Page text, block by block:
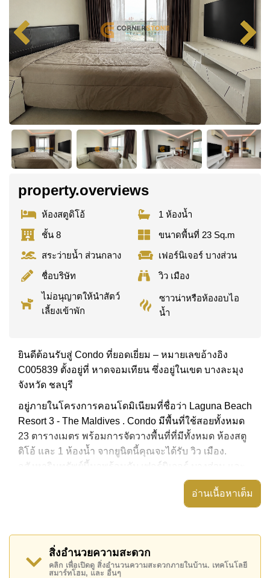
property.overviews
ห้องสตูดิโอ้
1 ห้องน้ำ
ชั้น 8
ขนาดพื้นที่ 23 Sq.m
สระว่ายน้ำ ส่วนกลาง
เฟอร์นิเจอร์ บางส่วน
ชื่อบริษัท
วิว เมือง
ไม่อนุญาตให้นำสัตว์
เลี้ยงเข้าพัก
ซาวน่าหรือห้องอบไอ
น้ำ
ยินดีต้อนรับสู่ Condo ที่ยอดเยี่ยม – หมายเลขอ้างอิง
C005839 ตั้งอยู่ที่ หาดจอมเทียน ซึ่งอยู่ในเขต บางละมุง
จังหวัด ชลบุรี
อยู่ภายในโครงการคอนโดมิเนียมที่ชื่อว่า Laguna Beach
Resort 3 - The Maldives . Condo มีพื้นที่ใช้สอยทั้งหมด
23 ตารางเมตร พร้อมการจัดวางพื้นที่ที่มีทั้งหมด ห้องสตู
ดิโอ้ และ 1 ห้องน้ำ จากยูนิตนี้คุณจะได้รับ วิว เมือง.
อสังหาริมทรัพย์นี้มาพร้อมกับ เฟอร์นิเจอร์ บางส่วน และ
ยังมีสิ่งอำนวยความสะดวก ได้แก่ มีระเบียง, เครื่องปรับ
Laguna Beach Resort 3 - The Maldives มีสิ่งอำนวย
ความสะดวกส่วนกลาง ได้แก่ สไลเดอร์, ฟิสเนส, ห้อง
เกมส์, ซาวน่าหรือห้องอบไอน้ำ
อ่านเนื้อหาเต็ม
สิ่งอำนวยความสะดวก
คลิก เพื่อเปิดดู สิ่งอำนวนความสะดวกภายในบ้าน. เทคโนโลยี
สมาร์ทโฮม, และ อื่นๆ